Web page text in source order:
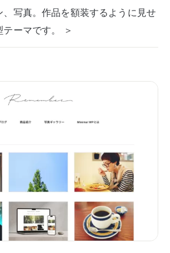
写真。作品を額装するように見せ
ーマです。 ＞